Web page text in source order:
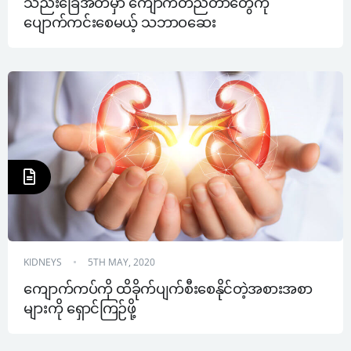
ပျောက်ကင်းစေမယ့် သဘာဝဆေး
KIDNEYS 5TH MAY, 2020
ကျောက်ကပ်ကို ထိခိုက်ပျက်စီးစေနိုင်တဲ့အစားအစာ
များကို ရှောင်ကြဉ်ဖို့